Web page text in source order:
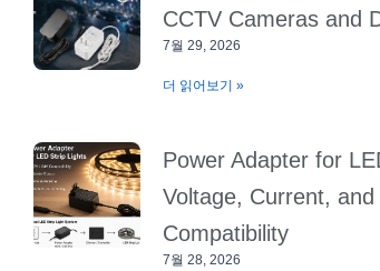
CCTV Cameras and
7월 29, 2026
더 읽어보기 »
Power Adapter for
Voltage, Current, and
Compatibility
7월 28, 2026